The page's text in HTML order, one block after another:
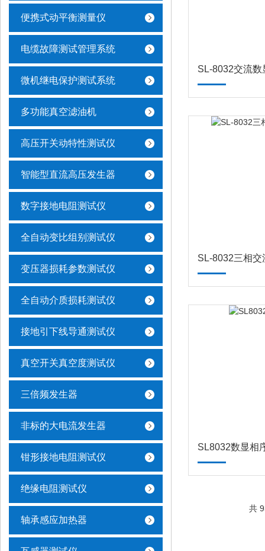
便携式动平衡测量仪
电缆故障测试管理系统
微机继电保护测试系统
多功能真空滤油机
高压开关动特性测试仪
智能型直流高压发生器
数字接地电阻测试仪
全自动变比组别测试仪
变压器损耗参数测试仪
全自动介质损耗测试仪
接地引下线导通测试仪
真空开关真空度测试仪
三倍频发生器
非标的大电流发生器
钳形接地电阻测试仪
绝缘电阻测试仪
轴承感应加热器
SL-8032交流数
SL-8032三相
SL8032数显相
共